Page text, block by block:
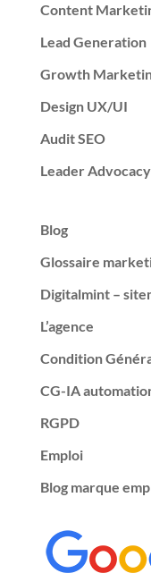
Content
Lead Generation
Growth
Design UX/UI
Audit SEO
Leader Advocacy
Blog
Glossaire
Digitalmint –
L’agence
Condition
CG-IA
RGPD
Emploi
Blog marque